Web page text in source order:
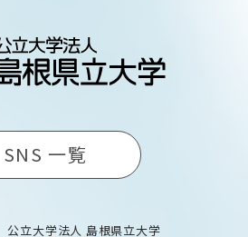
SNS 一覧
公立大学法人 島根県立大学